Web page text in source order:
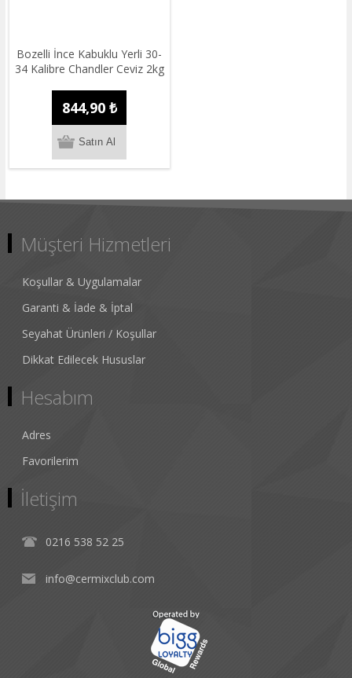
Bozelli İnce Kabuklu Yerli 30-
34 Kalibre Chandler Ceviz 2kg
844,90 ₺
Müşteri Hizmetleri
Koşullar & Uygulamalar
Garanti & İade & İptal
Seyahat Ürünleri / Koşullar
Dikkat Edilecek Hususlar
Hesabım
Adres
Favorilerim
İletişim
0216 538 52 25
info@cermixclub.com